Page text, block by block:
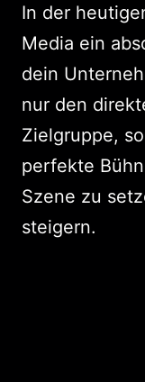
In der
Media ein
dein
nur den
Zielgruppe,
perfekte
Szene zu
steigern.